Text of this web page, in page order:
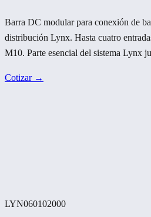
Barra DC modular para conexión de
distribución Lynx. Hasta cuatro
M10. Parte esencial del sistema Lynx
Cotizar →
LYN060102000